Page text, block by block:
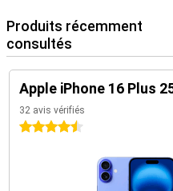
Produits récemment
consultés
Apple iPhone 16 Plus
32 avis vérifiés
4.5 étoiles